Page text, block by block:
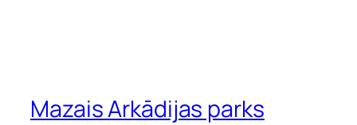
Mazais Arkādijas parks